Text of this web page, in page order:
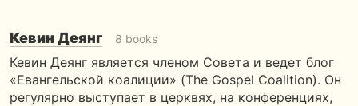
Кевин Деянг 8 books
Кевин Деянг является членом Совета и ведет блог
«Евангельской коалиции» (The Gospel Coalition). Он
регулярно выступает в церквях, на конференциях,